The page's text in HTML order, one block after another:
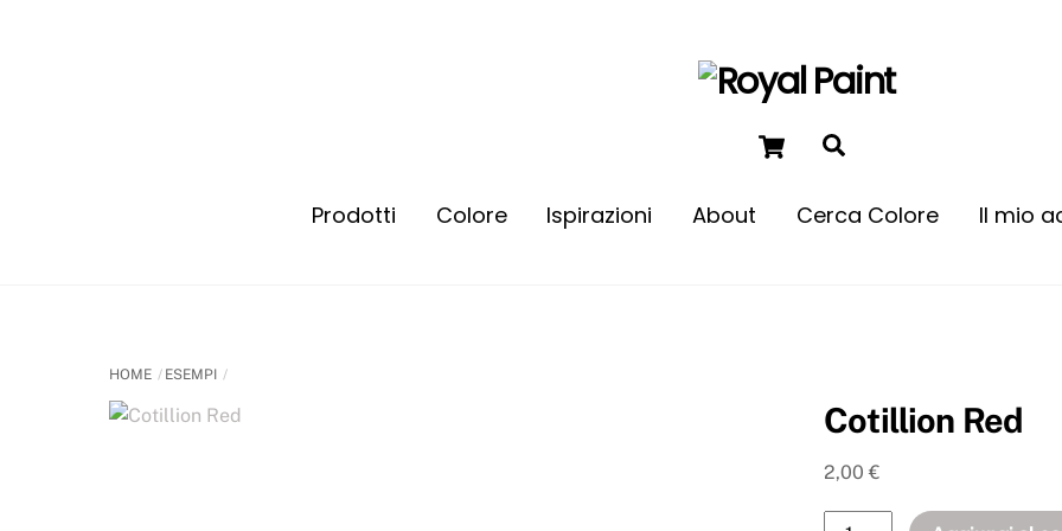
Prodotti Colore Ispirazioni About Cerca Colore Il mio
HOME ESEMPI
Cotillion Red
2,00€